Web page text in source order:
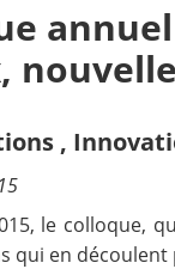
?
,
le colloque,
qui en